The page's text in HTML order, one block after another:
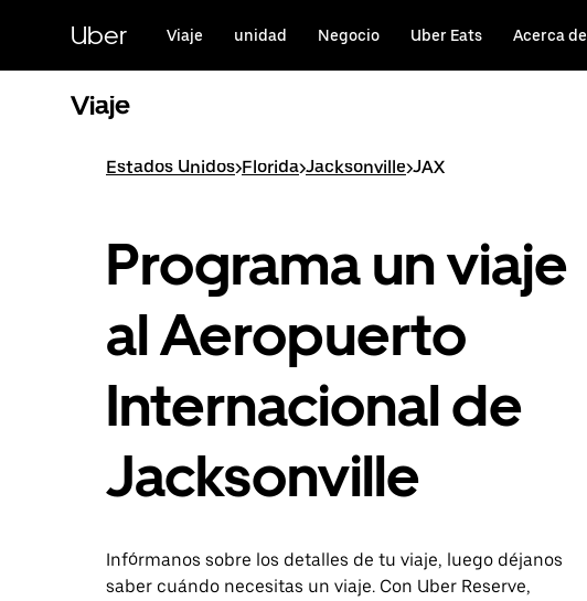
contenido
principal
Uber Viaje unidad Negocio Uber Eats Acerca de
Viaje
Estados Unidos>Florida>Jacksonville>JAX
Programa un viaje
al Aeropuerto
Internacional de
Jacksonville
Infórmanos sobre los detalles de tu viaje, luego déjanos
saber cuándo necesitas un viaje. Con Uber Reserve,